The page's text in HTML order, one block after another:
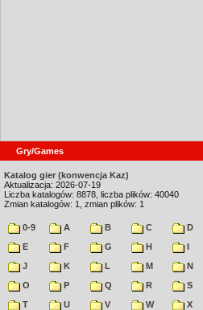
Gry/Games
Katalog gier (konwencja Kaz)
Aktualizacja: 2026-07-19
Liczba katalogów: 8878, liczba plików: 40040
Zmian katalogów: 1, zmian plików: 1
0-9 A B C
D
E
F G H
I
J
K L M
N
O
P Q R
S
T
U V W
X